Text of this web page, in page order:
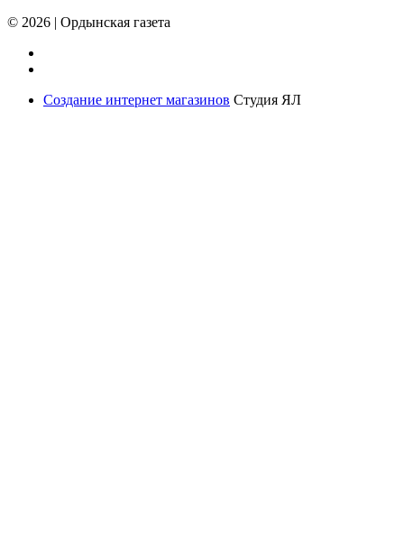
© 2026 | Ордынская газета
Создание интернет магазинов Студия ЯЛ